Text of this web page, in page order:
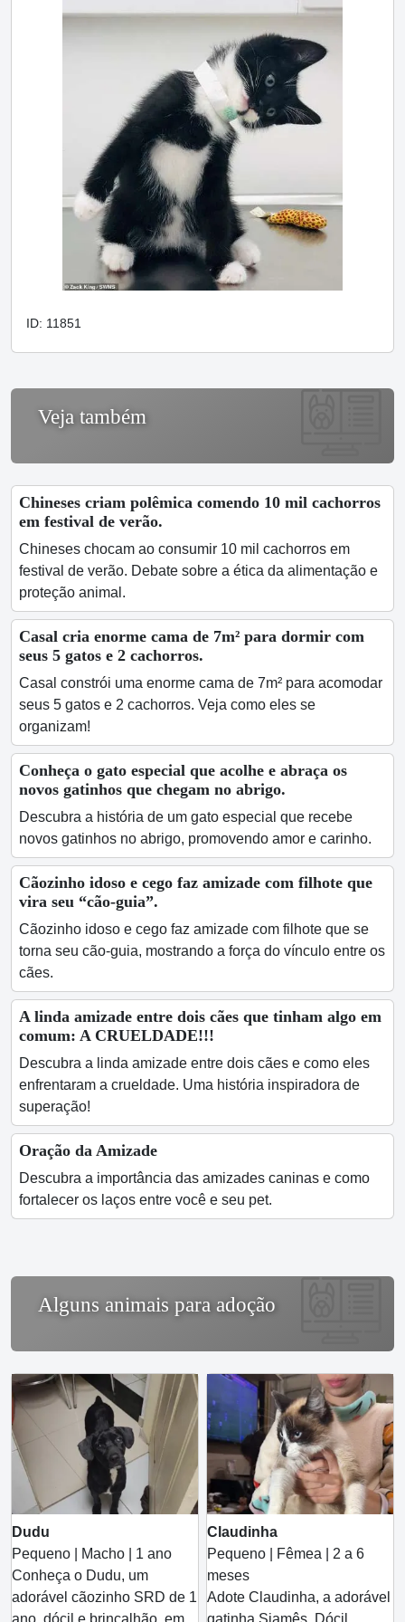
ID: 11851
Veja também
Chineses criam polêmica comendo 10 mil cachorros
em festival de verão.
Chineses chocam ao consumir 10 mil cachorros em
festival de verão. Debate sobre a ética da alimentação e
proteção animal.
Casal cria enorme cama de 7m² para dormir com
seus 5 gatos e 2 cachorros.
Casal constrói uma enorme cama de 7m² para acomodar
seus 5 gatos e 2 cachorros. Veja como eles se
organizam!
Conheça o gato especial que acolhe e abraça os
novos gatinhos que chegam no abrigo.
Descubra a história de um gato especial que recebe
novos gatinhos no abrigo, promovendo amor e carinho.
Cãozinho idoso e cego faz amizade com filhote que
vira seu “cão-guia”.
Cãozinho idoso e cego faz amizade com filhote que se
torna seu cão-guia, mostrando a força do vínculo entre os
cães.
A linda amizade entre dois cães que tinham algo em
comum: A CRUELDADE!!!
Descubra a linda amizade entre dois cães e como eles
enfrentaram a crueldade. Uma história inspiradora de
superação!
Oração da Amizade
Descubra a importância das amizades caninas e como
fortalecer os laços entre você e seu pet.
Alguns animais para adoção
Dudu
Pequeno | Macho | 1 ano
Conheça o Dudu, um
adorável cãozinho SRD de 1
ano, dócil e brincalhão, em
Claudinha
Pequeno | Fêmea | 2 a 6
meses
Adote Claudinha, a adorável
gatinha Siamês. Dócil,